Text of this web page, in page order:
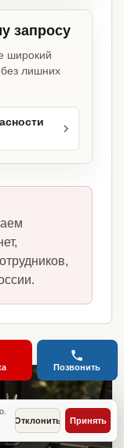
запросу
широкий
без лишних
Отклонить Принять
Позвонить